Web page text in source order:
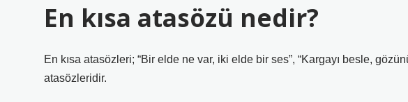
En kısa atasözü nedir?
En kısa atasözleri; “Bir elde ne var, iki elde bir ses”, “Kargayı besle,
atasözleridir.